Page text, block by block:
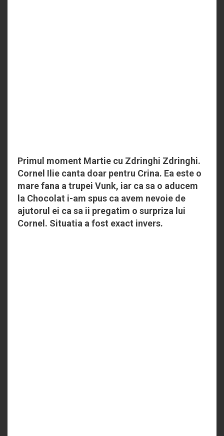
Primul moment Martie cu Zdringhi Zdringhi.
Cornel Ilie canta doar pentru Crina. Ea este o
mare fana a trupei Vunk, iar ca sa o aducem
la Chocolat i-am spus ca avem nevoie de
ajutorul ei ca sa ii pregatim o surpriza lui
Cornel. Situatia a fost exact invers.